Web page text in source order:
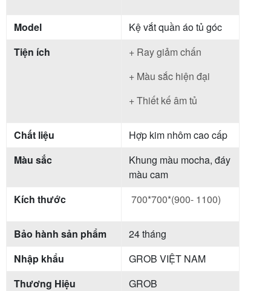
Model
Kệ vắt quần áo tủ góc
Tiện ích
+ Ray giảm chấn
+ Màu sắc hiện đại
+ Thiết kế âm tủ
Chất liệu
Hợp kim nhôm cao cấp
Màu sắc
Khung màu mocha, đáy
màu cam
Kích thước
700*700*(900- 1100)
Bảo hành sản phẩm
24 tháng
Nhập khẩu
GROB VIỆT NAM
Thương Hiệu
GROB